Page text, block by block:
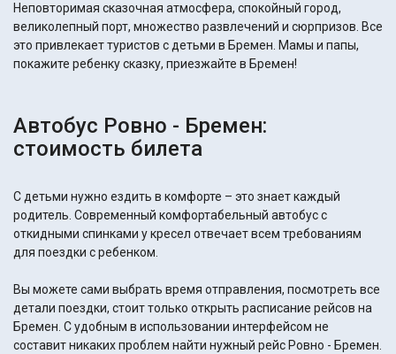
Неповторимая сказочная атмосфера, спокойный город,
великолепный порт, множество развлечений и сюрпризов. Все
это привлекает туристов с детьми в Бремен. Мамы и папы,
покажите ребенку сказку, приезжайте в Бремен!
Автобус Ровно - Бремен:
стоимость билета
С детьми нужно ездить в комфорте – это знает каждый
родитель. Современный комфортабельный автобус с
откидными спинками у кресел отвечает всем требованиям
для поездки с ребенком.
Вы можете сами выбрать время отправления, посмотреть все
детали поездки, стоит только открыть расписание рейсов на
Бремен. С удобным в использовании интерфейсом не
составит никаких проблем найти нужный рейс Ровно - Бремен.